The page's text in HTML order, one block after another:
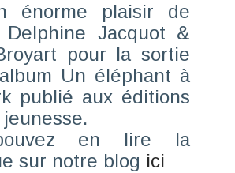
énorme plaisir de
Delphine Jacquot &
pour la sortie
Un éléphant à
publié aux éditions
en lire la
sur notre blog ici